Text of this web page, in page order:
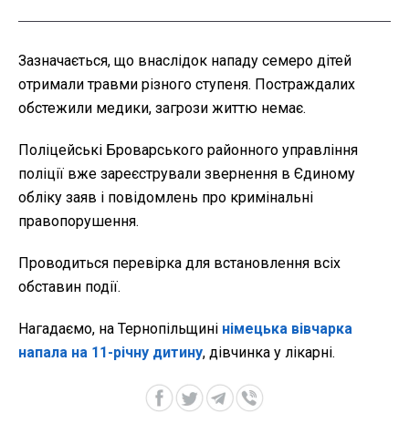
Зазначається, що внаслідок нападу семеро дітей
отримали травми різного ступеня. Постраждалих
обстежили медики, загрози життю немає.
Поліцейські Броварського районного управління
поліції вже зареєстрували звернення в Єдиному
обліку заяв і повідомлень про кримінальні
правопорушення.
Проводиться перевірка для встановлення всіх
обставин події.
Нагадаємо, на Тернопільщині німецька вівчарка
напала на 11-річну дитину, дівчинка у лікарні.